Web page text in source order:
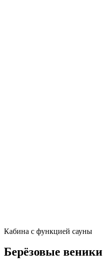
Кабина с функцией сауны
Берёзовые веники